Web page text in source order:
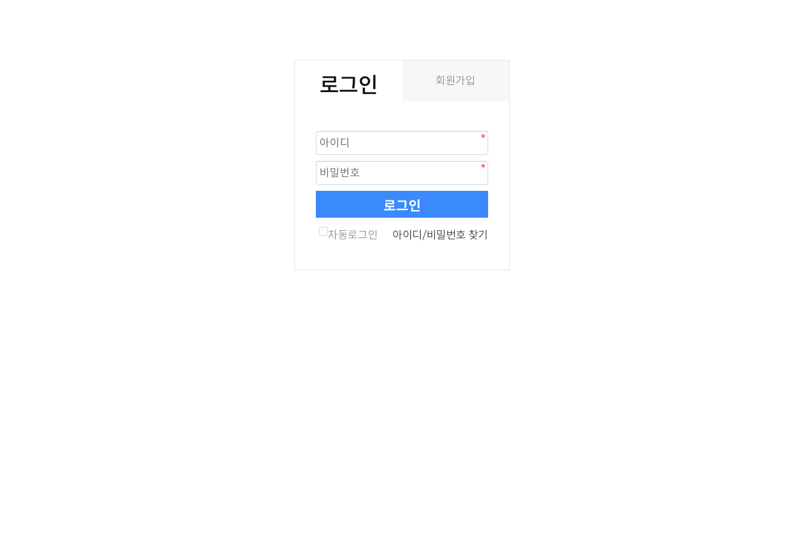
로그인 회원가입
로그인
자동로그인 아이디/비밀번호 찾기